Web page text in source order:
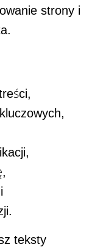
strony i
teksty